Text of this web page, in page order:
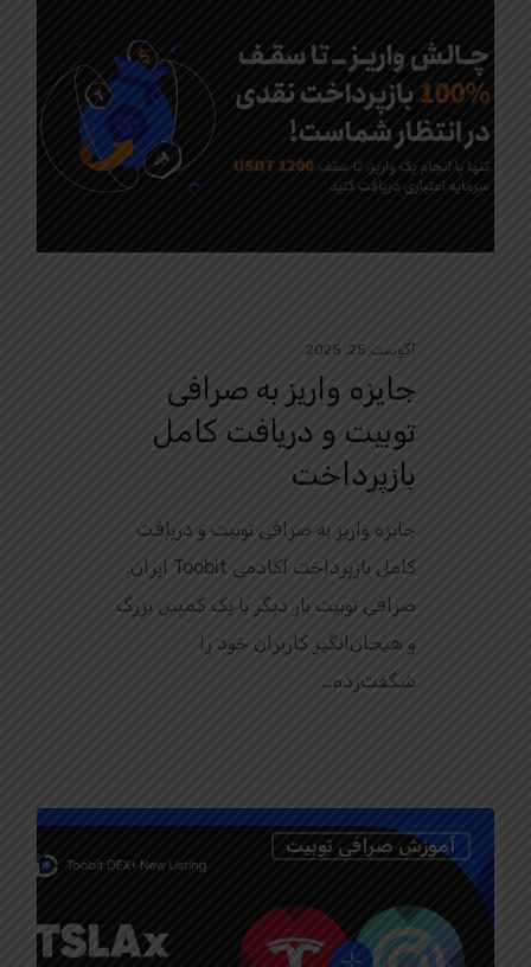
آگوست 25, 2025
جایزه واریز به صرافی
توبیت و دریافت کامل
بازپرداخت
جایزه واریز به صرافی توبیت و دریافت
کامل بازپرداخت آکادمی Toobit ایران.
صرافی توبیت بار دیگر با یک کمپین بزرگ
و هیجان‌انگیز کاربران خود را
شگفت‌زده…
آموزش صرافی توبیت 0